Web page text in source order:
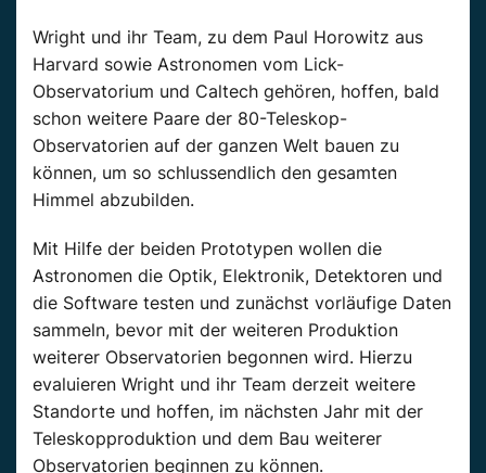
Wright und ihr Team, zu dem Paul Horowitz aus
Harvard sowie Astronomen vom Lick-
Observatorium und Caltech gehören, hoffen, bald
schon weitere Paare der 80-Teleskop-
Observatorien auf der ganzen Welt bauen zu
können, um so schlussendlich den gesamten
Himmel abzubilden.
Mit Hilfe der beiden Prototypen wollen die
Astronomen die Optik, Elektronik, Detektoren und
die Software testen und zunächst vorläufige Daten
sammeln, bevor mit der weiteren Produktion
weiterer Observatorien begonnen wird. Hierzu
evaluieren Wright und ihr Team derzeit weitere
Standorte und hoffen, im nächsten Jahr mit der
Teleskopproduktion und dem Bau weiterer
Observatorien beginnen zu können.